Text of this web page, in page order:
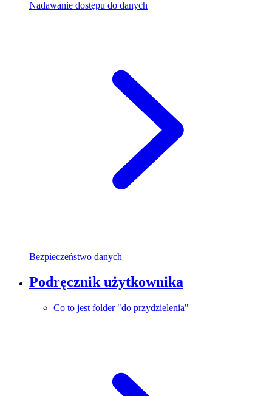
Nadawanie dostępu do danych
Bezpieczeństwo danych
Podręcznik użytkownika
Co to jest folder "do przydzielenia"